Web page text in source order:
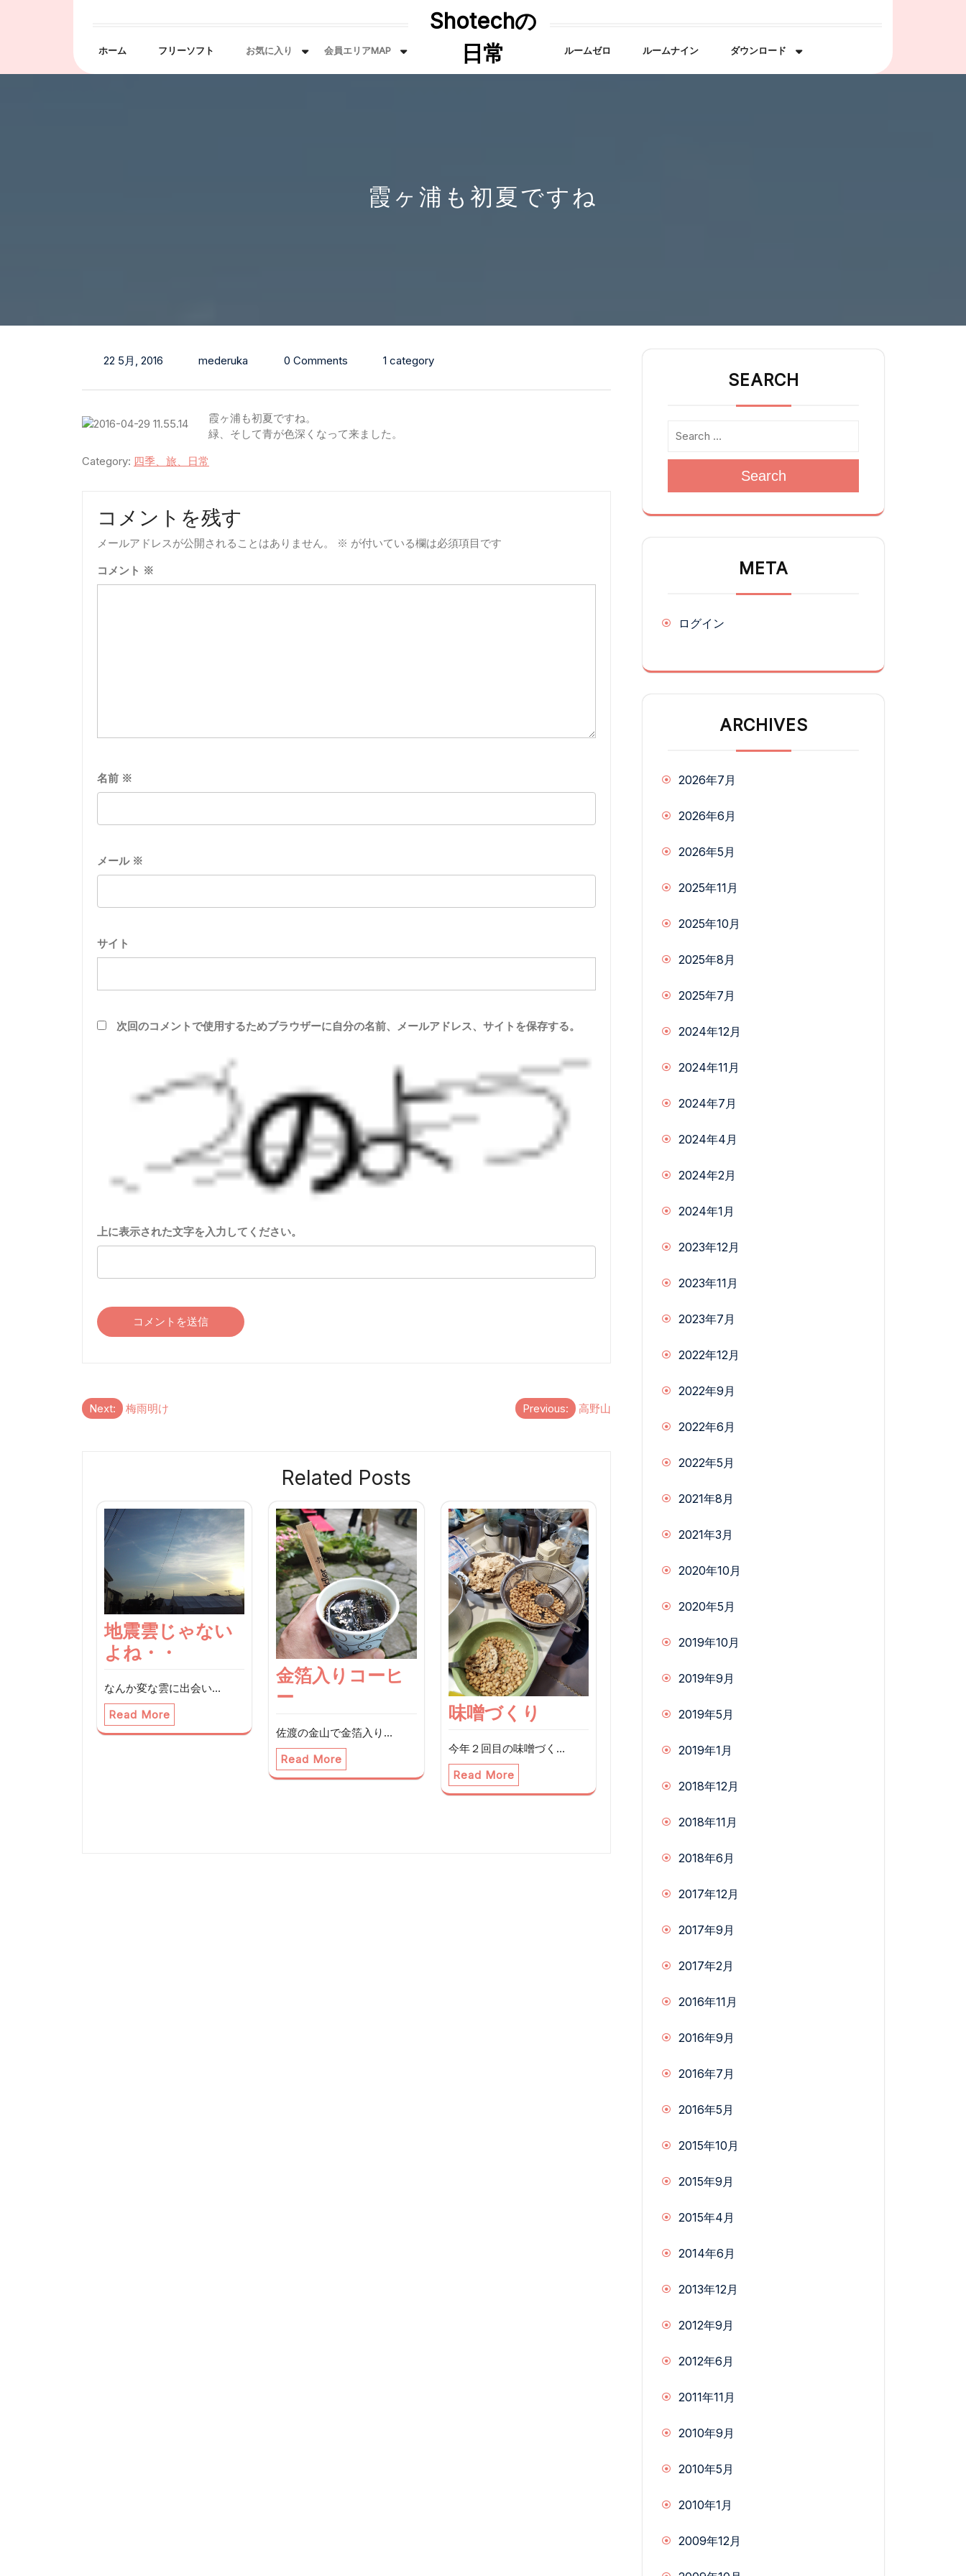
ホーム フリーソフト お気に入り 会員エリアMAP
Shotechの
日常
ルームゼロ ルームナイン ダウンロード
霞ヶ浦も初夏ですね
22 5月, 2016 mederuka 0 Comments 1 category
霞ヶ浦も初夏ですね。
緑、そして青が色深くなって来ました。
Category: 四季、旅、日常
コメントを残す
メールアドレスが公開されることはありません。 ※ が付いている欄は必須項目です
コメント ※
名前 ※
メール ※
サイト
次回のコメントで使用するためブラウザーに自分の名前、メールアドレス、サイトを保存する。
上に表示された文字を入力してください。
投
ビ
シ
ョ
ン
Previous: 高野山
Next: 梅雨明け
Related Posts
地震雲じゃない
よね・・
なんか変な雲に出会い…
Read More
金箔入りコーヒ
ー
佐渡の金山で金箔入り…
Read More
味噌づくり
今年２回目の味噌づく…
Read More
SEARCH
Search
META
ログイン
ARCHIVES
2026年7月
2026年6月
2026年5月
2025年11月
2025年10月
2025年8月
2025年7月
2024年12月
2024年11月
2024年7月
2024年4月
2024年2月
2024年1月
2023年12月
2023年11月
2023年7月
2022年12月
2022年9月
2022年6月
2022年5月
2021年8月
2021年3月
2020年10月
2020年5月
2019年10月
2019年9月
2019年5月
2019年1月
2018年12月
2018年11月
2018年6月
2017年12月
2017年9月
2017年2月
2016年11月
2016年9月
2016年7月
2016年5月
2015年10月
2015年9月
2015年4月
2014年6月
2013年12月
2012年9月
2012年6月
2011年11月
2010年9月
2010年5月
2010年1月
2009年12月